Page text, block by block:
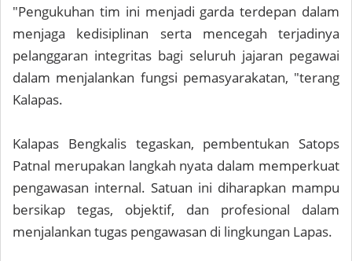
"Pengukuhan tim ini menjadi garda terdepan dalam
menjaga kedisiplinan serta mencegah terjadinya
pelanggaran integritas bagi seluruh jajaran pegawai
dalam menjalankan fungsi pemasyarakatan, "terang
Kalapas.
Kalapas Bengkalis tegaskan, pembentukan Satops
Patnal merupakan langkah nyata dalam memperkuat
pengawasan internal. Satuan ini diharapkan mampu
bersikap tegas, objektif, dan profesional dalam
menjalankan tugas pengawasan di lingkungan Lapas.